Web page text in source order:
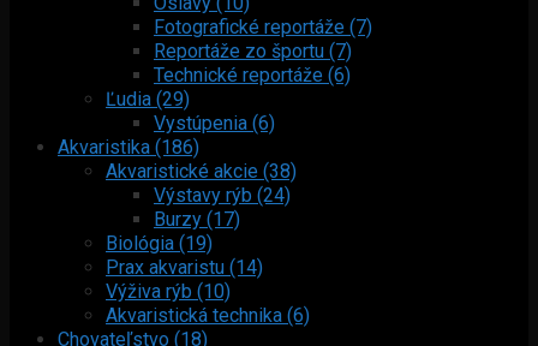
Fotografické reportáže (7)
Reportáže zo športu (7)
Technické reportáže (6)
Ľudia (29)
Vystúpenia (6)
Akvaristika (186)
Akvaristické akcie (38)
Výstavy rýb (24)
Burzy (17)
Biológia (19)
Prax akvaristu (14)
Výživa rýb (10)
Akvaristická technika (6)
Chovateľstvo (18)